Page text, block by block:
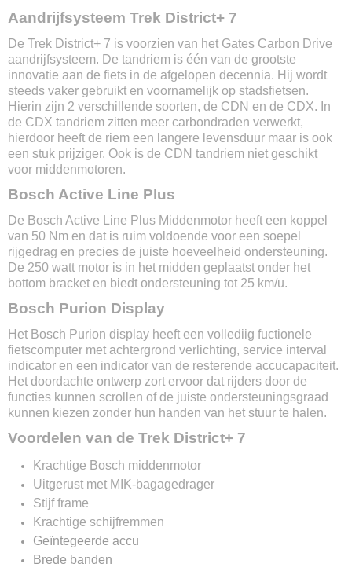
Vervangbare accu
Ja
Oplaadtijd
5 uur
Stroomoutput motor
250w
Type motor
Middenmotor Bosch Active Line Plus
Motor kracht
50 Nm
Sensortype
Verlichting voor
Ja
Verlichting achter
Ja
Hydraulische schijfrem
Remsysteem achter
Hydraulische schijfrem
Display
Bosch Purion
Aantal ondersteuningsstanden
5
Snelheidsmeter
Standaard
Ja
One key systeem
Ja
Anti lek banden
Aandrijfsysteem Trek District+ 7
De Trek District+ 7 is voorzien van het Gates Carbon Drive
aandrijfsysteem. De tandriem is één van de grootste
innovatie aan de fiets in de afgelopen decennia. Hij wordt
steeds vaker gebruikt en voornamelijk op stadsfietsen.
Hierin zijn 2 verschillende soorten, de CDN en de CDX. In
de CDX tandriem zitten meer carbondraden verwerkt,
hierdoor heeft de riem een langere levensduur maar is ook
een stuk prijziger. Ook is de CDN tandriem niet geschikt
voor middenmotoren.
Bosch Active Line Plus
De Bosch Active Line Plus Middenmotor heeft een koppel
van 50 Nm en dat is ruim voldoende voor een soepel
rijgedrag en precies de juiste hoeveelheid ondersteuning.
De 250 watt motor is in het midden geplaatst onder het
bottom bracket en biedt ondersteuning tot 25 km/u.
Bosch Purion Display
Het Bosch Purion display heeft een vollediig fuctionele
fietscomputer met achtergrond verlichting, service interval
indicator en een indicator van de resterende accucapaciteit.
Het doordachte ontwerp zort ervoor dat rijders door de
functies kunnen scrollen of de juiste ondersteuningsgraad
kunnen kiezen zonder hun handen van het stuur te halen.
Voordelen van de Trek District+ 7
Krachtige Bosch middenmotor
Uitgerust met MIK-bagagedrager
Stijf frame
Krachtige schijfremmen
Geïntegeerde accu
Brede banden